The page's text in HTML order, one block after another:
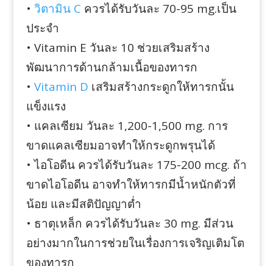
• วิตามิน C ควรได้รับวันละ 70-95 mg.เป็น
ประจำ
• Vitamin E วันละ 10 ช่วยเสริมสร้าง
พัฒนาการด้านกล้ามเนื้อของทารก
• Vitamin D เสริมสร้างกระดูกให้ทารกนั้น
แข็งแรง
• แคลเซียม วันละ 1,200-1,500 mg. การ
ขาดแคลเซียมอาจทำให้กระดูกพรุนได้
• ไอโอดีน ควรได้รับวันละ 175-200 mcg. ถ้า
ขาดไอโอดีน อาจทำให้ทารกมีน้ำหนักตัวที่
น้อย และมีสติปัญญาต่ำ
• ธาตุเหล็ก ควรได้รับวันละ 30 mg. มีส่วน
อย่างมากในการช่วยในเรื่องการเจริญเติมโต
ของทารก